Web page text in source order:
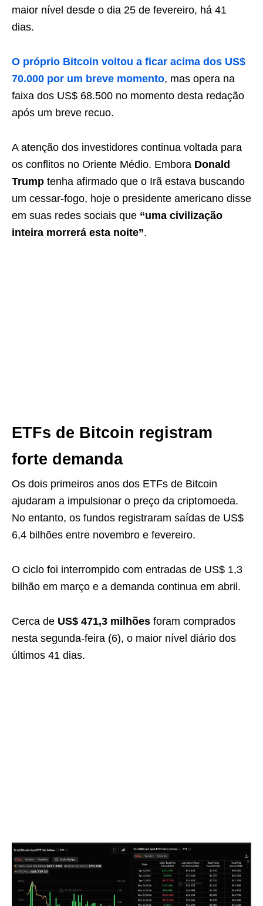
maior nível desde o dia 25 de fevereiro, há 41
dias.
O próprio Bitcoin voltou a ficar acima dos US$
70.000 por um breve momento, mas opera na
faixa dos US$ 68.500 no momento desta redação
após um breve recuo.
A atenção dos investidores continua voltada para
os conflitos no Oriente Médio. Embora Donald
Trump tenha afirmado que o Irã estava buscando
um cessar-fogo, hoje o presidente americano disse
em suas redes sociais que “uma civilização
inteira morrerá esta noite”.
ETFs de Bitcoin registram
forte demanda
Os dois primeiros anos dos ETFs de Bitcoin
ajudaram a impulsionar o preço da criptomoeda.
No entanto, os fundos registraram saídas de US$
6,4 bilhões entre novembro e fevereiro.
O ciclo foi interrompido com entradas de US$ 1,3
bilhão em março e a demanda continua em abril.
Cerca de US$ 471,3 milhões foram comprados
nesta segunda-feira (6), o maior nível diário dos
últimos 41 dias.